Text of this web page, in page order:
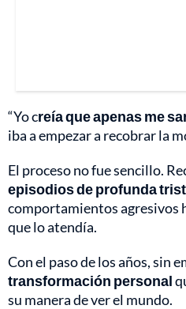
“Yo creía que apenas me
iba a empezar a recobrar la
El proceso no fue sencillo.
episodios de profunda
comportamientos agresivos
que lo atendía.
Con el paso de los años, sin
transformación personal
su manera de ver el mundo.